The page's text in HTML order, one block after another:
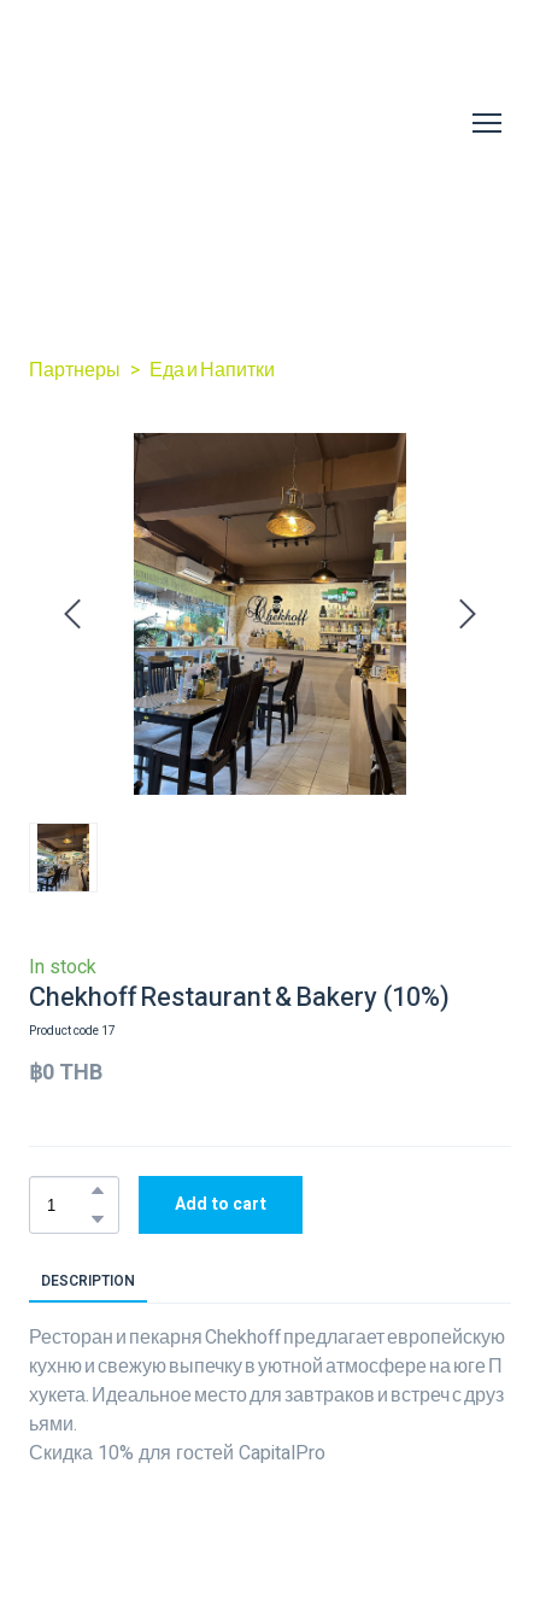
Партнеры Еда и Напитки
In stock
Chekhoff Restaurant & Bakery(10%)
Product code 17
฿0 THB
Add to cart
DESCRIPTION
Ресторан и пекарня Chekhoff предлагает европейскую
кухню и свежую выпечку в уютной атмосфере на юге П
хукета. Идеальное место для завтраков и встреч с друз
ьями.
Скидка 10% для гостей CapitalPro